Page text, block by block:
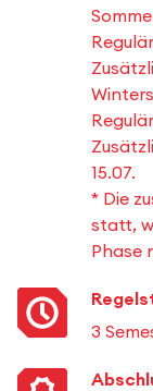
15.07.
* Die
statt,
Phase
3